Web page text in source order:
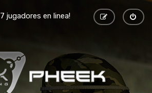
7 jugadores en linea!